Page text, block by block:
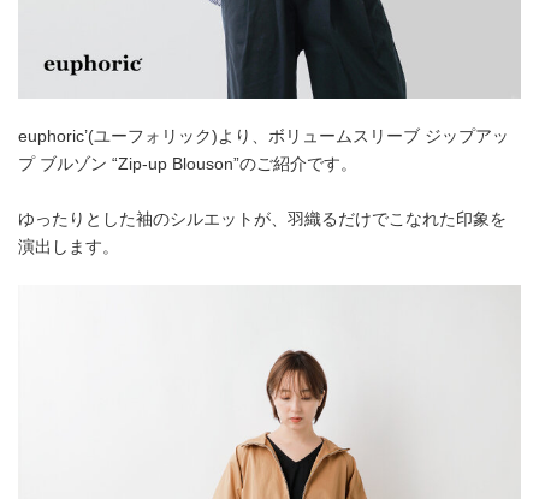
euphoric’(ユーフォリック)より、ボリュームスリーブ ジップアッ
プ ブルゾン “Zip-up Blouson”のご紹介です。
ゆったりとした袖のシルエットが、羽織るだけでこなれた印象を
演出します。